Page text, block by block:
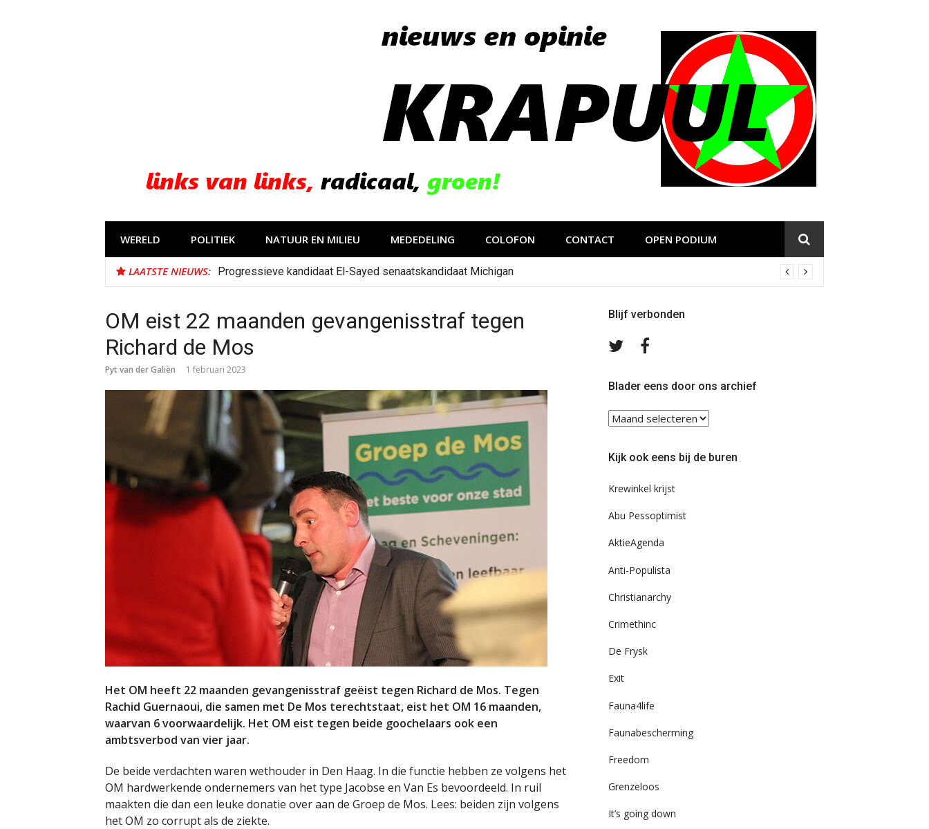
WERELD POLITIEK NATUUR EN MILIEU MEDEDELING COLOFON CONTACT OPEN PODIUM
LAATSTE NIEUWS: Progressieve kandidaat El-Sayed senaatskandidaat Michigan
OM eist 22 maanden gevangenisstraf tegen
Richard de Mos
Pyt van der Galiën 1 februari 2023
Het OM heeft 22 maanden gevangenisstraf geëist tegen Richard de Mos. Tegen
Rachid Guernaoui, die samen met De Mos terechtstaat, eist het OM 16 maanden,
waarvan 6 voorwaardelijk. Het OM eist tegen beide goochelaars ook een
ambtsverbod van vier jaar.
De beide verdachten waren wethouder in Den Haag. In die functie hebben ze volgens het
OM hardwerkende ondernemers van het type Jacobse en Van Es bevoordeeld. In ruil
maakten die dan een leuke donatie over aan de Groep de Mos. Lees: beiden zijn volgens
het OM zo corrupt als de ziekte.
Blijf verbonden
Volg
TwitterFacebook
Blader eens door ons archief
Blader
eens
ons
Kijk ook eens bij de buren
Krewinkel krijst
Abu Pessoptimist
AktieAgenda
Anti-Populista
Christianarchy
Crimethinc
De Frysk
Exit
Fauna4life
Faunabescherming
Freedom
Grenzeloos
It’s going down